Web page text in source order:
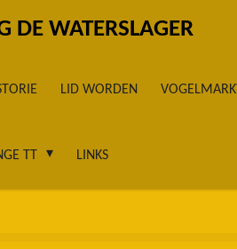
DE WATERSLAGER
LID WORDEN VOGELMARKT
TT LINKS